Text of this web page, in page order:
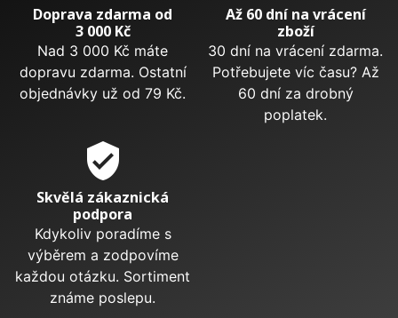
Doprava zdarma od
3 000 Kč
Nad 3 000 Kč máte
dopravu zdarma. Ostatní
objednávky už od 79 Kč.
Až 60 dní na vrácení
zboží
30 dní na vrácení zdarma.
Potřebujete víc času? Až
60 dní za drobný
poplatek.
verified_user
Skvělá zákaznická
podpora
Kdykoliv poradíme s
výběrem a zodpovíme
každou otázku. Sortiment
známe poslepu.